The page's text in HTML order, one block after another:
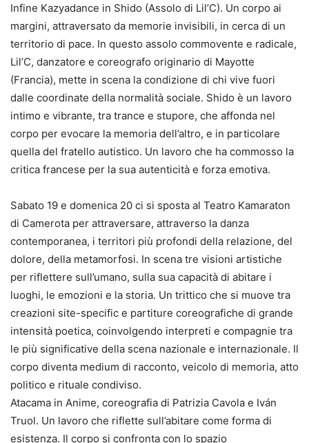
Infine Kazyadance in Shido (Assolo di Lil’C). Un corpo ai
margini, attraversato da memorie invisibili, in cerca di un
territorio di pace. In questo assolo commovente e radicale,
Lil’C, danzatore e coreografo originario di Mayotte
(Francia), mette in scena la condizione di chi vive fuori
dalle coordinate della normalità sociale. Shido è un lavoro
intimo e vibrante, tra trance e stupore, che affonda nel
corpo per evocare la memoria dell’altro, e in particolare
quella del fratello autistico. Un lavoro che ha commosso la
critica francese per la sua autenticità e forza emotiva.
Sabato 19 e domenica 20 ci si sposta al Teatro Kamaraton
di Camerota per attraversare, attraverso la danza
contemporanea, i territori più profondi della relazione, del
dolore, della metamorfosi. In scena tre visioni artistiche
per riflettere sull’umano, sulla sua capacità di abitare i
luoghi, le emozioni e la storia. Un trittico che si muove tra
creazioni site-specific e partiture coreografiche di grande
intensità poetica, coinvolgendo interpreti e compagnie tra
le più significative della scena nazionale e internazionale. Il
corpo diventa medium di racconto, veicolo di memoria, atto
politico e rituale condiviso.
Atacama in Anime, coreografia di Patrizia Cavola e Iván
Truol. Un lavoro che riflette sull’abitare come forma di
esistenza. Il corpo si confronta con lo spazio